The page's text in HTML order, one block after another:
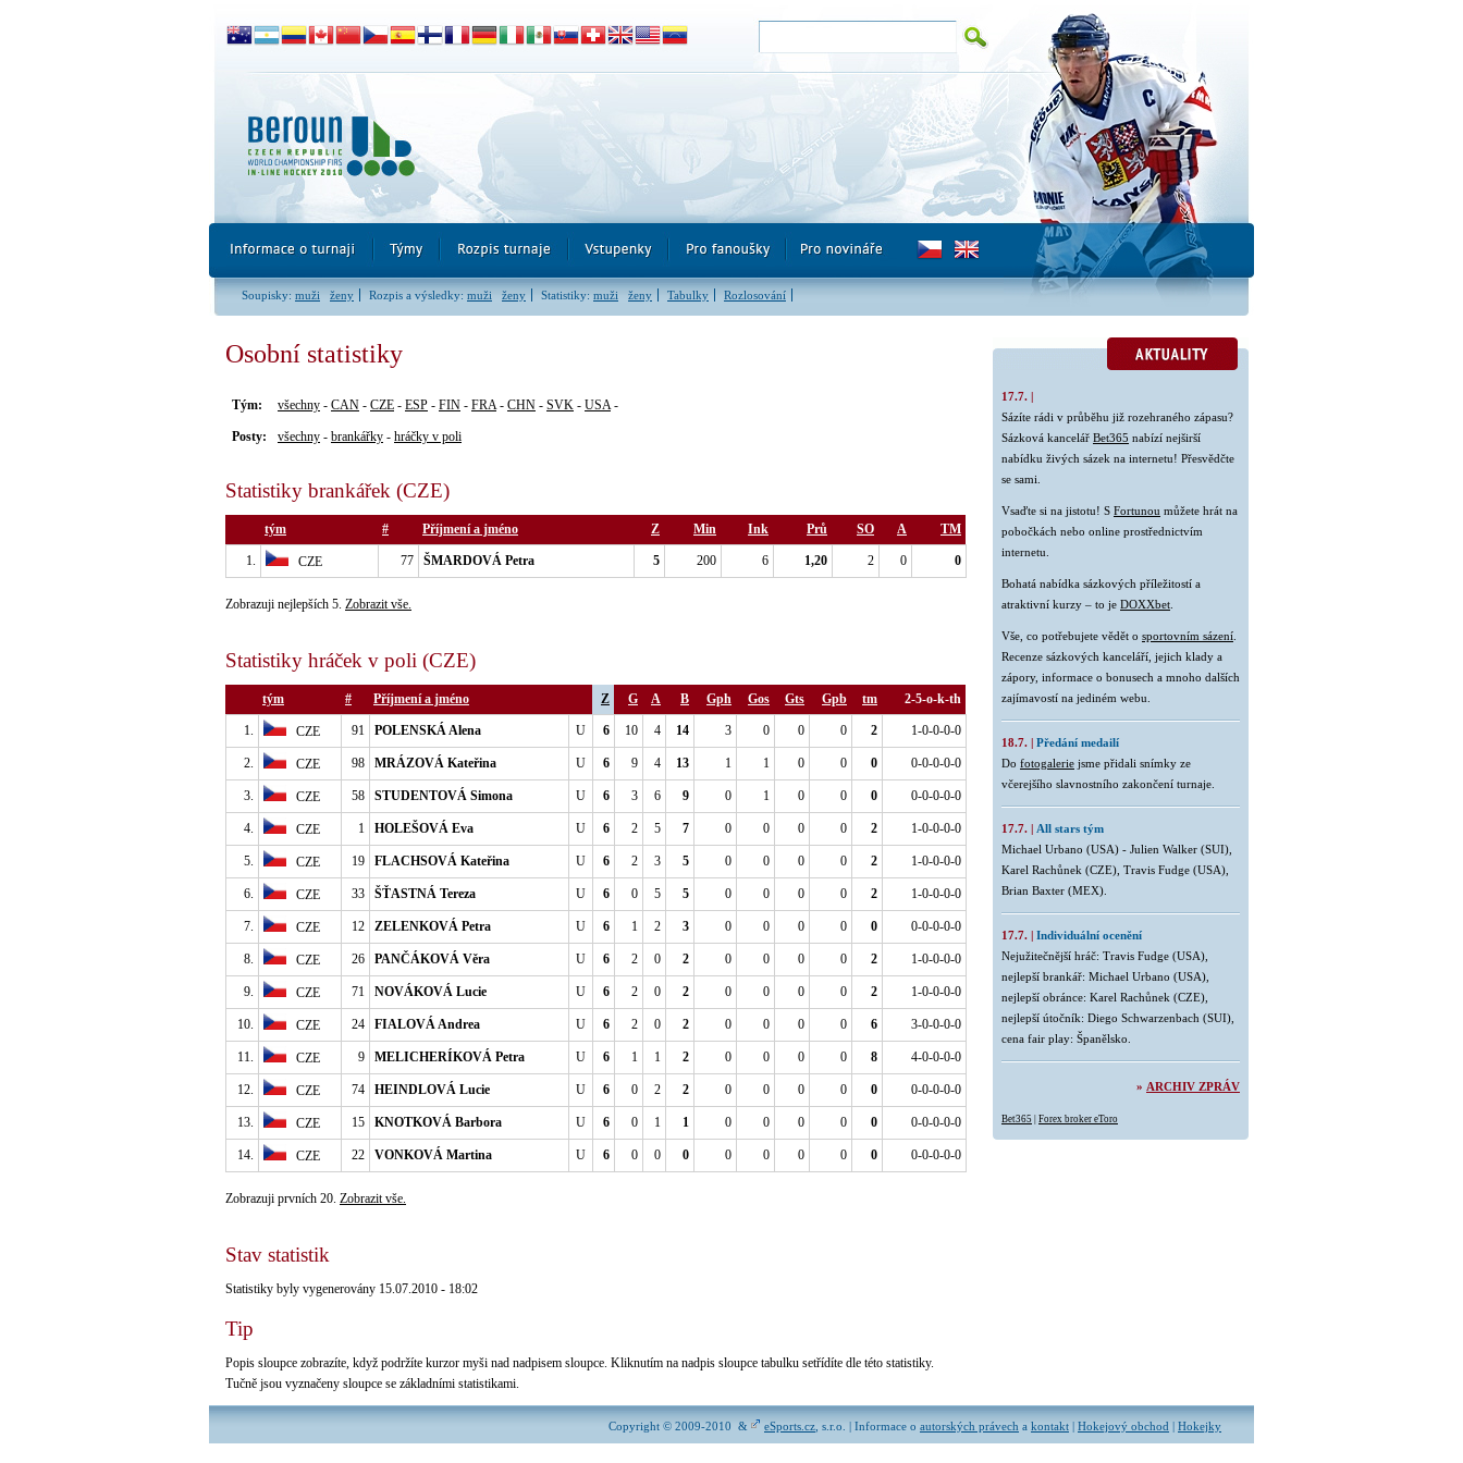
Soupisky: muži ženy Rozpis a výsledky: muži ženy Statistiky: muži ženy Tabulky Rozlosování
Osobní statistiky
Tým: všechny - CAN - CZE - ESP - FIN - FRA- CHN - SVK - USA-
Posty: všechny - brankářky - hráčky v poli
Statistiky brankářek (CZE)
tým # Příjmení a jméno Z Min Ink Prů SO A TM
1. CZE 77 ŠMARDOVÁ Petra 5 200 6 1,20 2 0 0
Zobrazuji nejlepších 5. Zobrazit vše.
Statistiky hráček v poli (CZE)
tým # Příjmení a jméno Z G A B Gph Gos Gts Gpb tm 2-5-o-k-th
1. CZE 91 POLENSKÁ Alena U 6 10 4 14 3 0 0 0 2 1-0-0-0-0
2. CZE 98 MRÁZOVÁ Kateřina U 6 9 4 13 1 1 0 0 0 0-0-0-0-0
3. CZE 58 STUDENTOVÁ Simona U 6 3 6 9 0 1 0 0 0 0-0-0-0-0
4. CZE 1 HOLEŠOVÁ Eva U 6 2 5 7 0 0 0 0 2 1-0-0-0-0
5. CZE 19 FLACHSOVÁ Kateřina U 6 2 3 5 0 0 0 0 2 1-0-0-0-0
6. CZE 33 ŠŤASTNÁ Tereza U 6 0 5 5 0 0 0 0 2 1-0-0-0-0
7. CZE 12 ZELENKOVÁ Petra U 6 1 2 3 0 0 0 0 0 0-0-0-0-0
8. CZE 26 PANČÁKOVÁ Věra U 6 2 0 2 0 0 0 0 2 1-0-0-0-0
9. CZE 71 NOVÁKOVÁ Lucie U 6 2 0 2 0 0 0 0 2 1-0-0-0-0
10. CZE 24 FIALOVÁ Andrea U 6 2 0 2 0 0 0 0 6 3-0-0-0-0
11. CZE 9 MELICHERÍKOVÁ Petra U 6 1 1 2 0 0 0 0 8 4-0-0-0-0
12. CZE 74 HEINDLOVÁ Lucie U 6 0 2 2 0 0 0 0 0 0-0-0-0-0
13. CZE 15 KNOTKOVÁ Barbora U 6 0 1 1 0 0 0 0 0 0-0-0-0-0
14. CZE 22 VONKOVÁ Martina U 6 0 0 0 0 0 0 0 0 0-0-0-0-0
Zobrazuji prvních 20. Zobrazit vše.
Stav statistik
Statistiky byly vygenerovány 15.07.2010 - 18:02
Tip
Popis sloupce zobrazíte, když podržíte kurzor myši nad nadpisem sloupce. Kliknutím na nadpis sloupce tabulku setřídíte dle této statistiky.
Tučně jsou vyznačeny sloupce se základními statistikami.
17.7. |
Sázíte rádi v průběhu již rozehraného zápasu?
Sázková kancelář Bet365 nabízí nejširší
nabídku živých sázek na internetu! Přesvědčte
se sami.
Vsaďte si na jistotu! S Fortunou můžete hrát na
pobočkách nebo online prostřednictvím
internetu.
Bohatá nabídka sázkových příležitostí a
atraktivní kurzy – to je DOXXbet
Vše, co potřebujete vědět o sportovním sázení
Recenze sázkových kanceláří, jejich klady a
zápory, informace o bonusech a mnoho dalších
zajímavostí na jediném webu.
18.7. | Předání medailí
Do fotogalerie jsme přidali snímky ze
včerejšího slavnostního zakončení turnaje.
17.7. | All stars tým
Michael Urbano (USA) - Julien Walker (SUI),
Karel Rachůnek (CZE), Travis Fudge (USA),
Brian Baxter (MEX).
17.7. | Individuální ocenění
Nejužitečnější hráč: Travis Fudge (USA),
nejlepší brankář: Michael Urbano (USA),
nejlepší obránce: Karel Rachůnek (CZE),
nejlepší útočník: Diego Schwarzenbach (SUI),
cena fair play: Španělsko.
» ARCHIV ZPRÁV
Bet365 Forex broker eToro
Copyright © 2009-2010 & eSports.cz , s.r.o. | Informace o autorských právech a kontakt | Hokejový obchod | Hokejky